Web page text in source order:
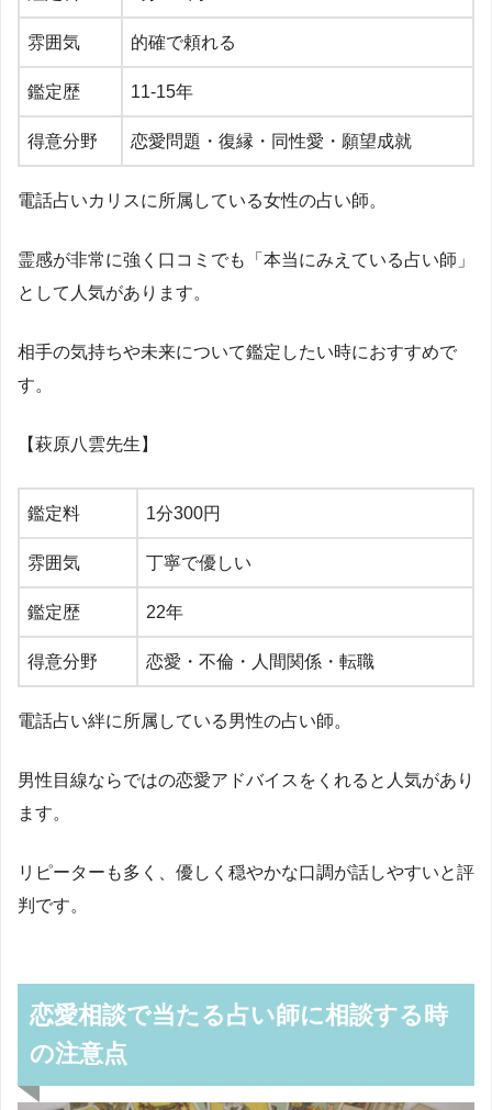
雰囲気 的確で頼れる
鑑定歴 11-15年
得意分野 恋愛問題・復縁・同性愛・願望成就
電話占いカリスに所属している女性の占い師。
霊感が非常に強く口コミでも「本当にみえている占い師」
として人気があります。
相手の気持ちや未来について鑑定したい時におすすめで
す。
【萩原八雲先生】
鑑定料 1分300円
雰囲気 丁寧で優しい
鑑定歴 22年
得意分野 恋愛・不倫・人間関係・転職
電話占い絆に所属している男性の占い師。
男性目線ならではの恋愛アドバイスをくれると人気があり
ます。
リピーターも多く、優しく穏やかな口調が話しやすいと評
判です。
恋愛相談で当たる占い師に相談する時
の注意点